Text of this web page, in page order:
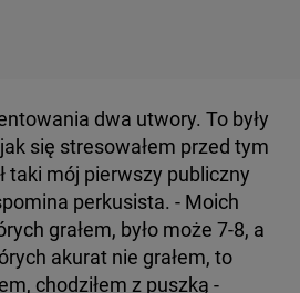
dwa utwory. To były
się stresowałem przed tym
taki mój pierwszy publiczny
perkusista. - Moich
grałem, było może 7-8, a
akurat nie grałem, to
chodziłem z puszką -